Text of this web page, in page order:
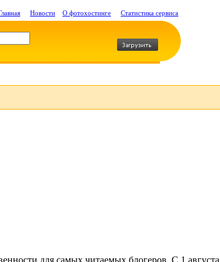
Новости О фотохостинге Статистика сервиса